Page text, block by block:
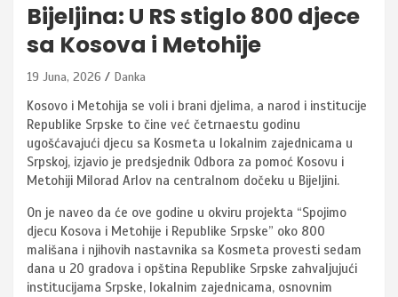
Bijeljina: U RS stiglo 800 djece
sa Kosova i Metohije
19 Juna, 2026 Danka
Kosovo i Metohija se voli i brani djelima, a narod i institucije
Republike Srpske to čine već četrnaestu godinu
ugošćavajući djecu sa Kosmeta u lokalnim zajednicama u
Srpskoj, izjavio je predsjednik Odbora za pomoć Kosovu i
Metohiji Milorad Arlov na centralnom dočeku u Bijeljini.
On je naveo da će ove godine u okviru projekta “Spojimo
djecu Kosova i Metohije i Republike Srpske” oko 800
mališana i njihovih nastavnika sa Kosmeta provesti sedam
dana u 20 gradova i opština Republike Srpske zahvaljujući
institucijama Srpske, lokalnim zajednicama, osnovnim